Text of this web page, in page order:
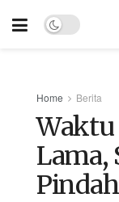
Home Berita
Waktu
Lama,